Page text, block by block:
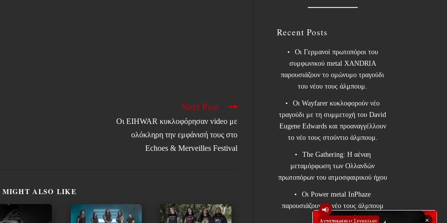
Next Post
Οι EIHWAR κυκλοφόρησαν video με
ολόκληρη την εμφάνισή τους στο
Echoes & Merveilles Festival
MIGHT ALSO LIKE
Recent Posts
Οι Γερμανοί πρωτοπόροι του
συμφωνικού metal XANDRIA
παρουσιάζουν το ομώνυμο τραγούδι
του νέου τους άλμπουμ.
Οι Wayfarer κυκλοφορούν νέο
τραγούδι με τη συμμετοχή του David
Eugene Edwards και προαναγγέλλουν
το νέο τους στούντιο άλμπουμ.
The Gathering: Η αέναη
μεταμόρφωση των Ολλανδών
πρωτοπόρων του ατμοσφαιρικού ήχου
Οι Power metal InPhaze
παρουσιάζουν το νέο τους άλμπουμ
“Back Again”
📢
Ανταποκρίσεις Συναυλιών ×